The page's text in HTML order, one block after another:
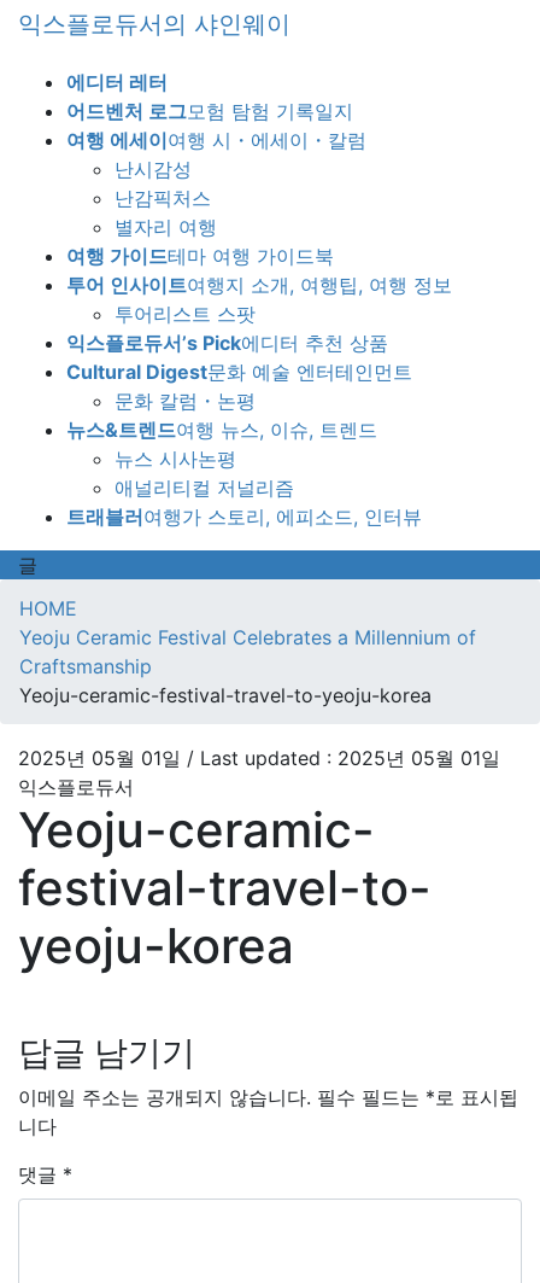
Skip
Skip
Navigation
익스플로듀서의 샤인웨이
에디터 레터
어드벤처 로그모험 탐험 기록일지
여행 에세이여행 시・에세이・칼럼
난시감성
난감픽처스
별자리 여행
여행 가이드테마 여행 가이드북
투어 인사이트여행지 소개, 여행팁, 여행 정보
투어리스트 스팟
익스플로듀서’s Pick에디터 추천 상품
Cultural Digest문화 예술 엔터테인먼트
문화 칼럼・논평
뉴스&트렌드여행 뉴스, 이슈, 트렌드
뉴스 시사논평
애널리티컬 저널리즘
트래블러여행가 스토리, 에피소드, 인터뷰
글
HOME
Yeoju Ceramic Festival Celebrates a Millennium of
Craftsmanship
Yeoju-ceramic-festival-travel-to-yeoju-korea
2025년 05월 01일 / Last updated : 2025년 05월 01일
익스플로듀서
Yeoju-ceramic-
festival-travel-to-
yeoju-korea
답글 남기기
이메일 주소는 공개되지 않습니다. 필수 필드는 *로 표시됩
니다
댓글 *